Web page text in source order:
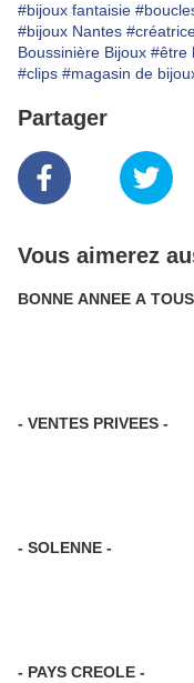
#bijoux fantaisie
#bijoux Nantes
Boussinière Bijoux #être
#clips #magasin de
Partager
Vous aimerez
BONNE ANNEE A
- VENTES PRIVEES -
- SOLENNE -
- PAYS CREOLE -